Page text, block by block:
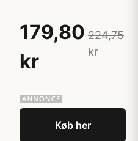
179,80
kr
224,75
kr
Køb her